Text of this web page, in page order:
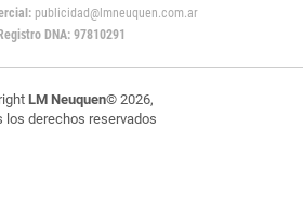
publicidad@lmneuquen.com.ar
DNA: 97810291
LM Neuquen© 2026,
los derechos reservados